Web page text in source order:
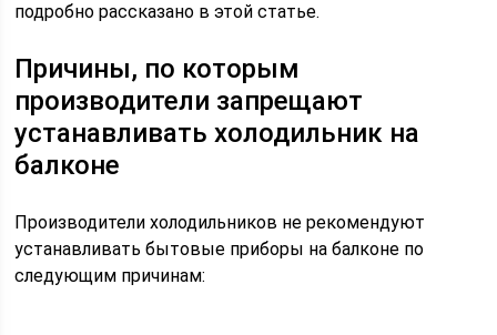
подробно рассказано в этой статье.
Причины, по которым
производители запрещают
устанавливать холодильник на
балконе
Производители холодильников не рекомендуют
устанавливать бытовые приборы на балконе по
следующим причинам: